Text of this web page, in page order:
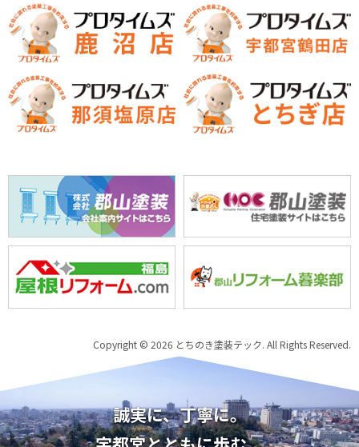
Copyright © 2026 とちのき塗装テック. All Rights Reserved.
誠実に、丁寧に。